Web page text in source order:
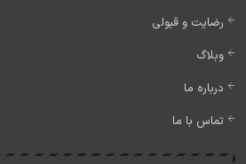
رضایت و قبولی
وبلاگ
درباره ما
تماس با ما